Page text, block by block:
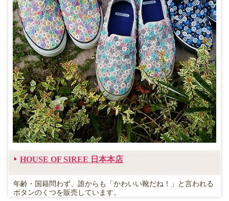
HOUSE OF SIREE 日本本店
年齢・国籍問わず、誰からも「かわいい靴だね！」と言われる
ボタンのくつを販売しています。